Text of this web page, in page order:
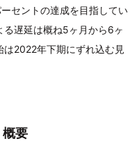
セントの達成を目指してい
る遅延は概ね5ヶ月から6ヶ
は2022年下期にずれ込む見
要